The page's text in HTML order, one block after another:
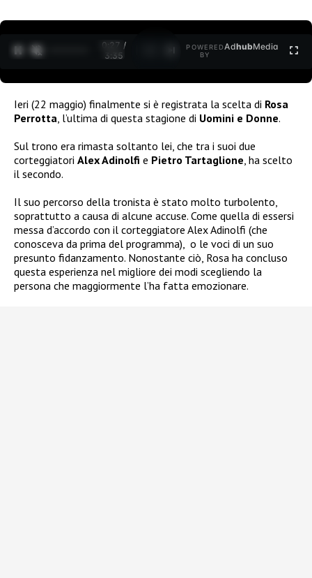
0:28 /
3:35
POWERED
BY
AdhubMedia
Ieri (22 maggio) finalmente si è registrata la scelta di Rosa
Perrotta , l’ultima di questa stagione di Uomini e Donne.
Sul trono era rimasta soltanto lei, che tra i suoi due
corteggiatori Alex Adinolfi e Pietro Tartaglione , ha scelto
il secondo.
Il suo percorso della tronista è stato molto turbolento,
soprattutto a causa di alcune accuse. Come quella di essersi
messa d’accordo con il corteggiatore Alex Adinolfi (che
conosceva da prima del programma), o le voci di un suo
presunto fidanzamento. Nonostante ciò, Rosa ha concluso
questa esperienza nel migliore dei modi scegliendo la
persona che maggiormente l’ha fatta emozionare.